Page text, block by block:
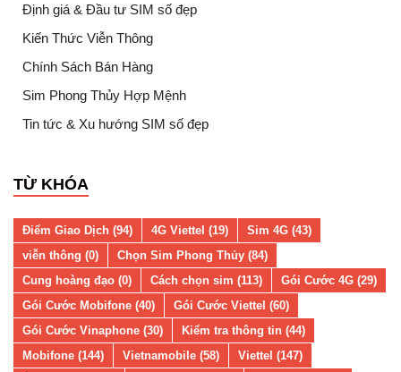
Định giá & Đầu tư SIM số đẹp
Kiến Thức Viễn Thông
Chính Sách Bán Hàng
Sim Phong Thủy Hợp Mệnh
Tin tức & Xu hướng SIM số đẹp
TỪ KHÓA
Điểm Giao Dịch (94) 4G Viettel (19)
Sim 4G (43)
viễn thông (0)
Chọn Sim Phong Thủy (84)
Cung hoàng đạo (0)
Cách chọn sim (113)
Gói Cước 4G (29)
Gói Cước Mobifone (40)
Gói Cước Viettel (60)
Gói Cước Vinaphone (30)
Kiểm tra thông tin (44)
Mobifone (144)
Vietnamobile (58)
Viettel (147)